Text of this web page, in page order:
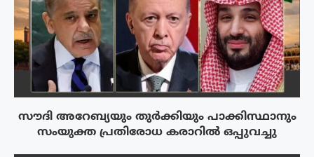
സൗദി അറേബ്യയും തുർക്കിയും പാക്കിസ്ഥാനും
സംയുക്ത പ്രതിരോധ കരാറിൽ ഒപ്പുവച്ചു